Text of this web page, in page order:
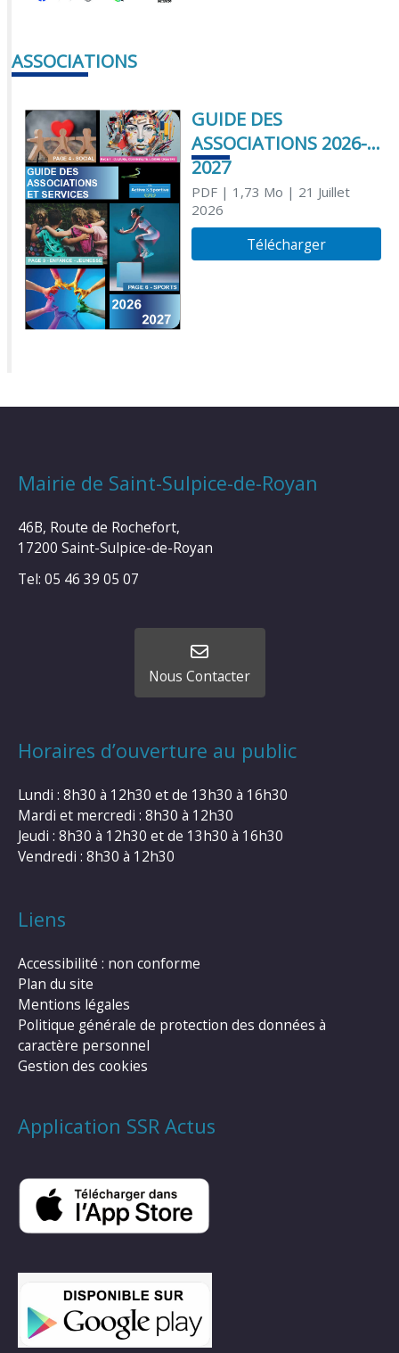
ASSOCIATIONS
GUIDE DES
ASSOCIATIONS 2026-
2027
PDF| 1,73 Mo | 21 Juillet
2026
Télécharger
Mairie de Saint-Sulpice-de-Royan
46B, Route de Rochefort,
17200 Saint-Sulpice-de-Royan
Tel: 05 46 39 05 07
Nous Contacter
Horaires d’ouverture au public
Lundi : 8h30 à 12h30 et de 13h30 à 16h30
Mardi et mercredi : 8h30 à 12h30
Jeudi : 8h30 à 12h30 et de 13h30 à 16h30
Vendredi : 8h30 à 12h30
Liens
Accessibilité : non conforme
Plan du site
Mentions légales
Politique générale de protection des données à
caractère personnel
Gestion des cookies
Application SSR Actus